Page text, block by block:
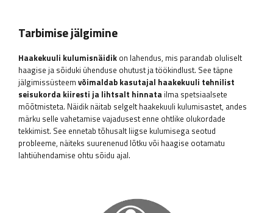
Tarbimise jälgimine
Haakekuuli kulumisnäidik on lahendus, mis parandab oluliselt
haagise ja sõiduki ühenduse ohutust ja töökindlust. See täpne
jälgimissüsteem võimaldab kasutajal haakekuuli tehnilist
seisukorda kiiresti ja lihtsalt hinnata ilma spetsiaalsete
mõõtmisteta. Näidik näitab selgelt haakekuuli kulumisastet, andes
märku selle vahetamise vajadusest enne ohtlike olukordade
tekkimist. See ennetab tõhusalt liigse kulumisega seotud
probleeme, näiteks suurenenud lõtku või haagise ootamatu
lahtiühendamise ohtu sõidu ajal.